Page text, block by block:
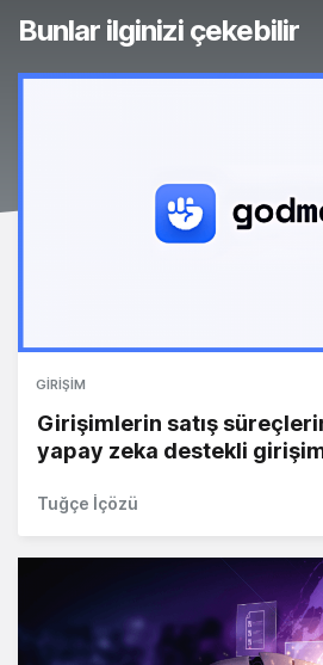
Bunlar ilginizi çekebilir
GIRIŞIM
Girişimlerin satış
yapay zeka destekli
Tuğçe İçözü